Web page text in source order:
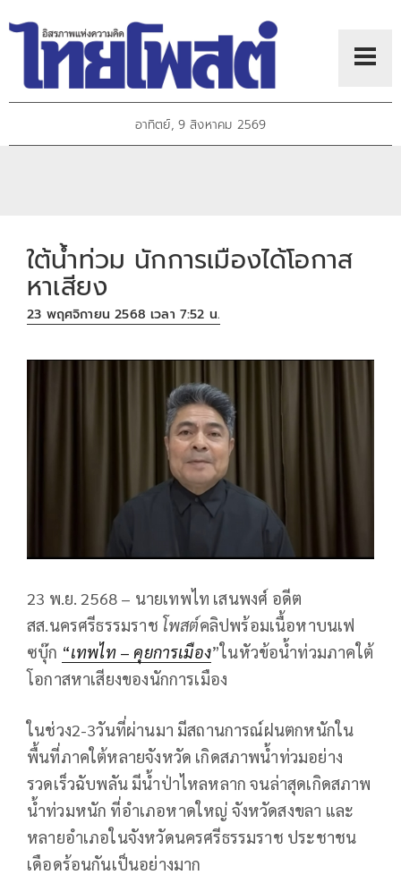
อาทิตย์, 9 สิงหาคม 2569
ใต้น้ำท่วม นักการเมืองได้โอกาส
หาเสียง
23 พฤศจิกายน 2568 เวลา 7:52 น.
23 พ.ย. 2568 – นายเทพไท เสนพงศ์ อดีต
สส.นครศรีธรรมราช โพสต์คลิปพร้อมเนื้อหาบนเฟ
ซบุ๊ก “เทพไท– คุยการเมือง”ในหัวข้อน้ำท่วมภาคใต้
โอกาสหาเสียงของนักการเมือง
ในช่วง2-3วันที่ผ่านมา มีสถานการณ์ฝนตกหนักใน
พื้นที่ภาคใต้หลายจังหวัด เกิดสภาพน้ำท่วมอย่าง
รวดเร็วฉับพลัน มีน้ำป่าไหลหลาก จนล่าสุดเกิดสภาพ
น้ำท่วมหนัก ที่อำเภอหาดใหญ่ จังหวัดสงขลา และ
หลายอำเภอในจังหวัดนครศรีธรรมราช ประชาชน
เดือดร้อนกันเป็นอย่างมาก